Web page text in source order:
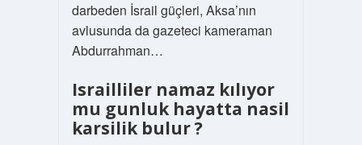
darbeden İsrail güçleri, Aksa’nın
avlusunda da gazeteci kameraman
Abdurrahman…
Israilliler namaz kılıyor
mu gunluk hayatta nasil
karsilik bulur ?